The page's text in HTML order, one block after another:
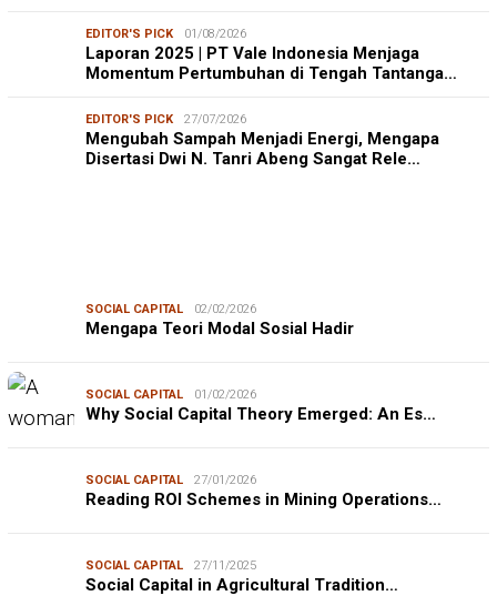
EDITOR'S PICK 01/08/2026
Laporan 2025 | PT Vale Indonesia Menjaga
Momentum Pertumbuhan di Tengah Tantanga…
EDITOR'S PICK 27/07/2026
Mengubah Sampah Menjadi Energi, Mengapa
Disertasi Dwi N. Tanri Abeng Sangat Rele…
SOCIAL CAPITAL 02/02/2026
Mengapa Teori Modal Sosial Hadir
SOCIAL CAPITAL 01/02/2026
Why Social Capital Theory Emerged: An Es…
SOCIAL CAPITAL 27/01/2026
Reading ROI Schemes in Mining Operations…
SOCIAL CAPITAL 27/11/2025
Social Capital in Agricultural Tradition…